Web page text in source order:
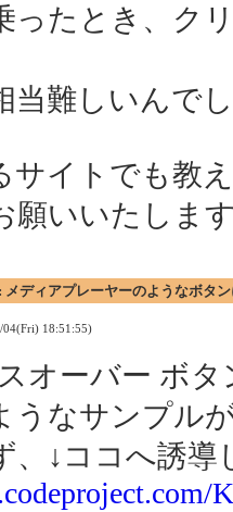
ったとき、ク
当難しいんで
サイトでも教
願いいたしま
メディアプレーヤーのようなボタ
18:51:55)
スオーバー ボ
うなサンプル
、↓ココへ誘導